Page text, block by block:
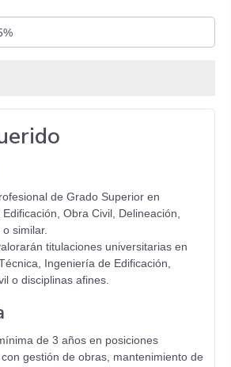
de Grado Superior en
Obra Civil, Delineación,
similar.
titulaciones universitarias en
Ingeniería de Edificación,
o disciplinas afines.
de 3 años en posiciones
gestión de obras, mantenimiento de